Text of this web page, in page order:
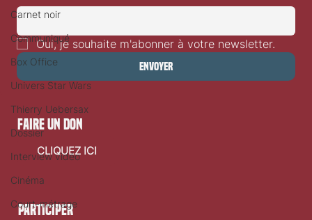
Carnet noir
Communiqué
Box Office
Univers Star Wars
Thierry Uebersax
Dossier
Interview vidéo
Cinéma
Court-métrage
Oui, je souhaite m'abonner à votre newsletter.
Envoyer
Participer
faire un don
CLIQUEZ ICI